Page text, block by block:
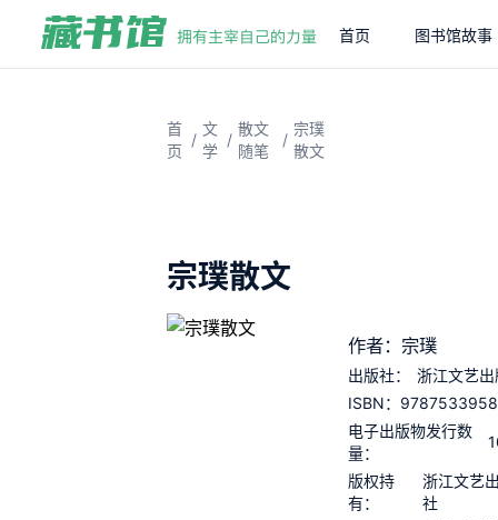
首页 图书馆故事
首
页
/
文
学
/
散文
随笔
/
宗璞
散文
宗璞散文
作者：宗璞
出版社：
浙江文艺
ISBN：
电子出版物发行数
量：
版权持
有：
浙江文艺
社